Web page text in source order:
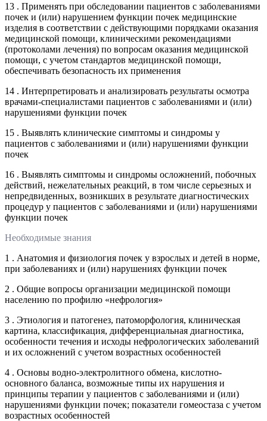
13 . Применять при обследовании пациентов с заболеваниями
почек и (или) нарушением функции почек медицинские
изделия в соответствии с действующими порядками оказания
медицинской помощи, клиническими рекомендациями
(протоколами лечения) по вопросам оказания медицинской
помощи, с учетом стандартов медицинской помощи,
обеспечивать безопасность их применения
14 . Интерпретировать и анализировать результаты осмотра
врачами-специалистами пациентов с заболеваниями и (или)
нарушениями функции почек
15 . Выявлять клинические симптомы и синдромы у
пациентов с заболеваниями и (или) нарушениями функции
почек
16 . Выявлять симптомы и синдромы осложнений, побочных
действий, нежелательных реакций, в том числе серьезных и
непредвиденных, возникших в результате диагностических
процедур у пациентов с заболеваниями и (или) нарушениями
функции почек
Необходимые знания
1 . Анатомия и физиология почек у взрослых и детей в норме,
при заболеваниях и (или) нарушениях функции почек
2 . Общие вопросы организации медицинской помощи
населению по профилю «нефрология»
3 . Этиология и патогенез, патоморфология, клиническая
картина, классификация, дифференциальная диагностика,
особенности течения и исходы нефрологических заболеваний
и их осложнений с учетом возрастных особенностей
4 . Основы водно-электролитного обмена, кислотно-
основного баланса, возможные типы их нарушения и
принципы терапии у пациентов с заболеваниями и (или)
нарушениями функции почек; показатели гомеостаза с учетом
возрастных особенностей